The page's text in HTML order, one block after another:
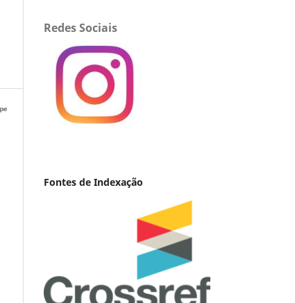
Redes Sociais
Fontes de Indexação